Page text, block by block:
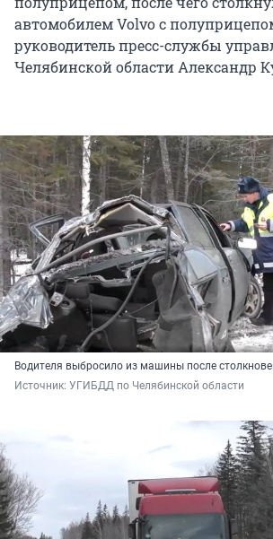
автомобилем Volvo с
руководитель пресс-службы
Челябинской области Александр
Водителя выбросило из машины после
Источник: УГИБДД по Челябинской области